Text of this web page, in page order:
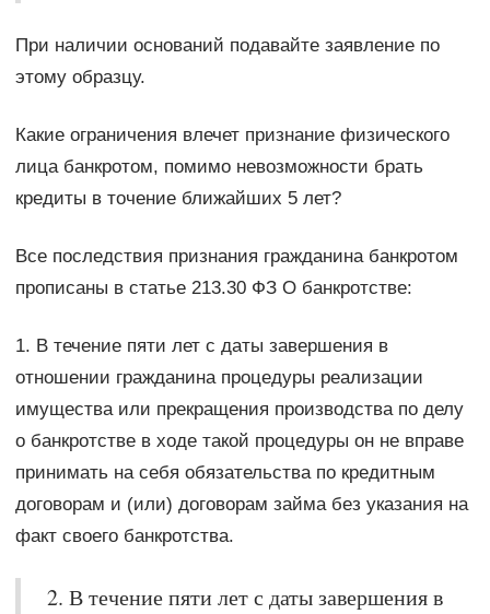
При наличии оснований подавайте заявление по
этому образцу.
Какие ограничения влечет признание физического
лица банкротом, помимо невозможности брать
кредиты в точение ближайших 5 лет?
Все последствия признания гражданина банкротом
прописаны в статье 213.30 ФЗ О банкротстве:
1. В течение пяти лет с даты завершения в
отношении гражданина процедуры реализации
имущества или прекращения производства по делу
о банкротстве в ходе такой процедуры он не вправе
принимать на себя обязательства по кредитным
договорам и (или) договорам займа без указания на
факт своего банкротства.
2. В течение пяти лет с даты завершения в